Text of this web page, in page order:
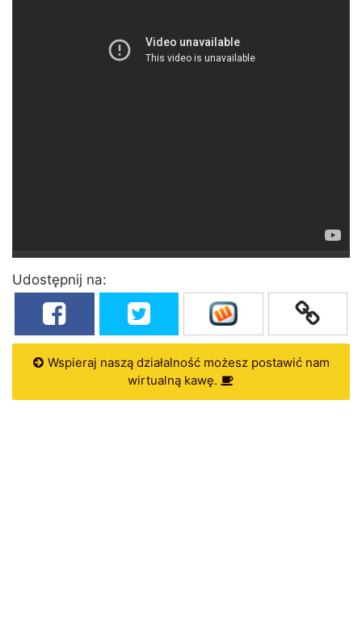
Udostępnij na:
Wspieraj naszą działalność możesz postawić nam
wirtualną kawę.